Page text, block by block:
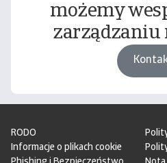
możemy
RODO
Informacje o plikach cookie